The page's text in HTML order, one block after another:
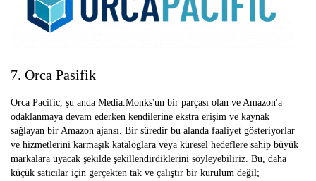
7. Orca Pasifik
Orca Pacific, şu anda Media.Monks'un bir parçası olan ve Amazon'a
odaklanmaya devam ederken kendilerine ekstra erişim ve kaynak
sağlayan bir Amazon ajansı. Bir süredir bu alanda faaliyet gösteriyorlar
ve hizmetlerini karmaşık kataloglara veya küresel hedeflere sahip büyük
markalara uyacak şekilde şekillendirdiklerini söyleyebiliriz. Bu, daha
küçük satıcılar için gerçekten tak ve çalıştır bir kurulum değil;